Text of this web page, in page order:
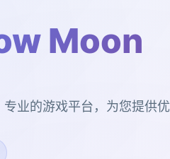
Moon
业的游戏平台，为您提供优